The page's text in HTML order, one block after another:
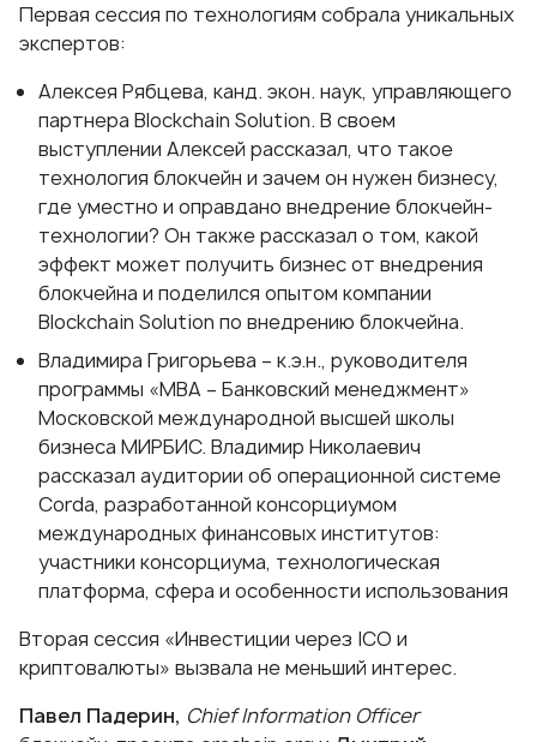
Первая сессия по технологиям собрала уникальных
экспертов:
Алексея Рябцева, канд. экон. наук, управляющего
партнера Blockchain Solution. В своем
выступлении Алексей рассказал, что такое
технология блокчейн и зачем он нужен бизнесу,
где уместно и оправдано внедрение блокчейн-
технологии? Он также рассказал о том, какой
эффект может получить бизнес от внедрения
блокчейна и поделился опытом компании
Blockchain Solution по внедрению блокчейна.
Владимира Григорьева – к.э.н., руководителя
программы «MBA – Банковский менеджмент»
Московской международной высшей школы
бизнеса МИРБИС. Владимир Николаевич
рассказал аудитории об операционной системе
Corda, разработанной консорциумом
международных финансовых институтов:
участники консорциума, технологическая
платформа, сфера и особенности использования
Вторая сессия «Инвестиции через ICO и
криптовалюты» вызвала не меньший интерес.
Павел Падерин, Chief Information Officer